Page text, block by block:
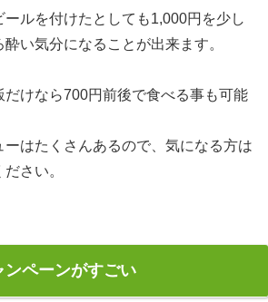
ルを付けたとしても1,000円を少し
い気分になることが出来ます。
だけなら700円前後で食べる事も可能
ーはたくさんあるので、気になる方は
さい。
ペーンがすごい